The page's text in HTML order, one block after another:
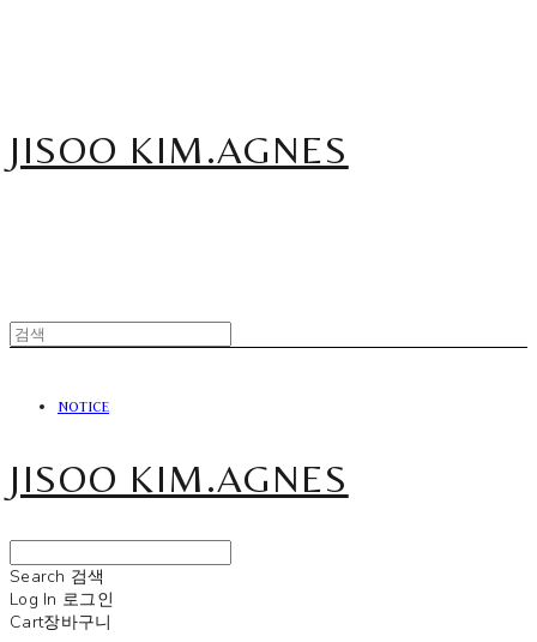
JISOO KIM.AGNES
NOTICE
JISOO KIM.AGNES
Search 검색
Log In 로그인
Cart장바구니